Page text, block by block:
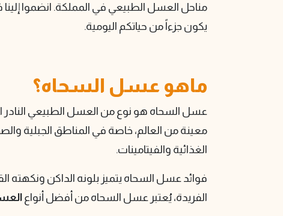
مناحل العسل الطبيعي في المملكة. انضموا
يكون جزءاً من حياتكم اليومية.
ماهو عسل السحاه؟
عسل السحاه هو نوع من العسل الطبيعي النادر
معينة من العالم، خاصة في المناطق الجبلية
الغذائية والفيتامينات.
فوائد عسل السحاه يتميز بلونه الداكن
الفريدة، يُعتبر عسل السحاه من أفضل أنواع